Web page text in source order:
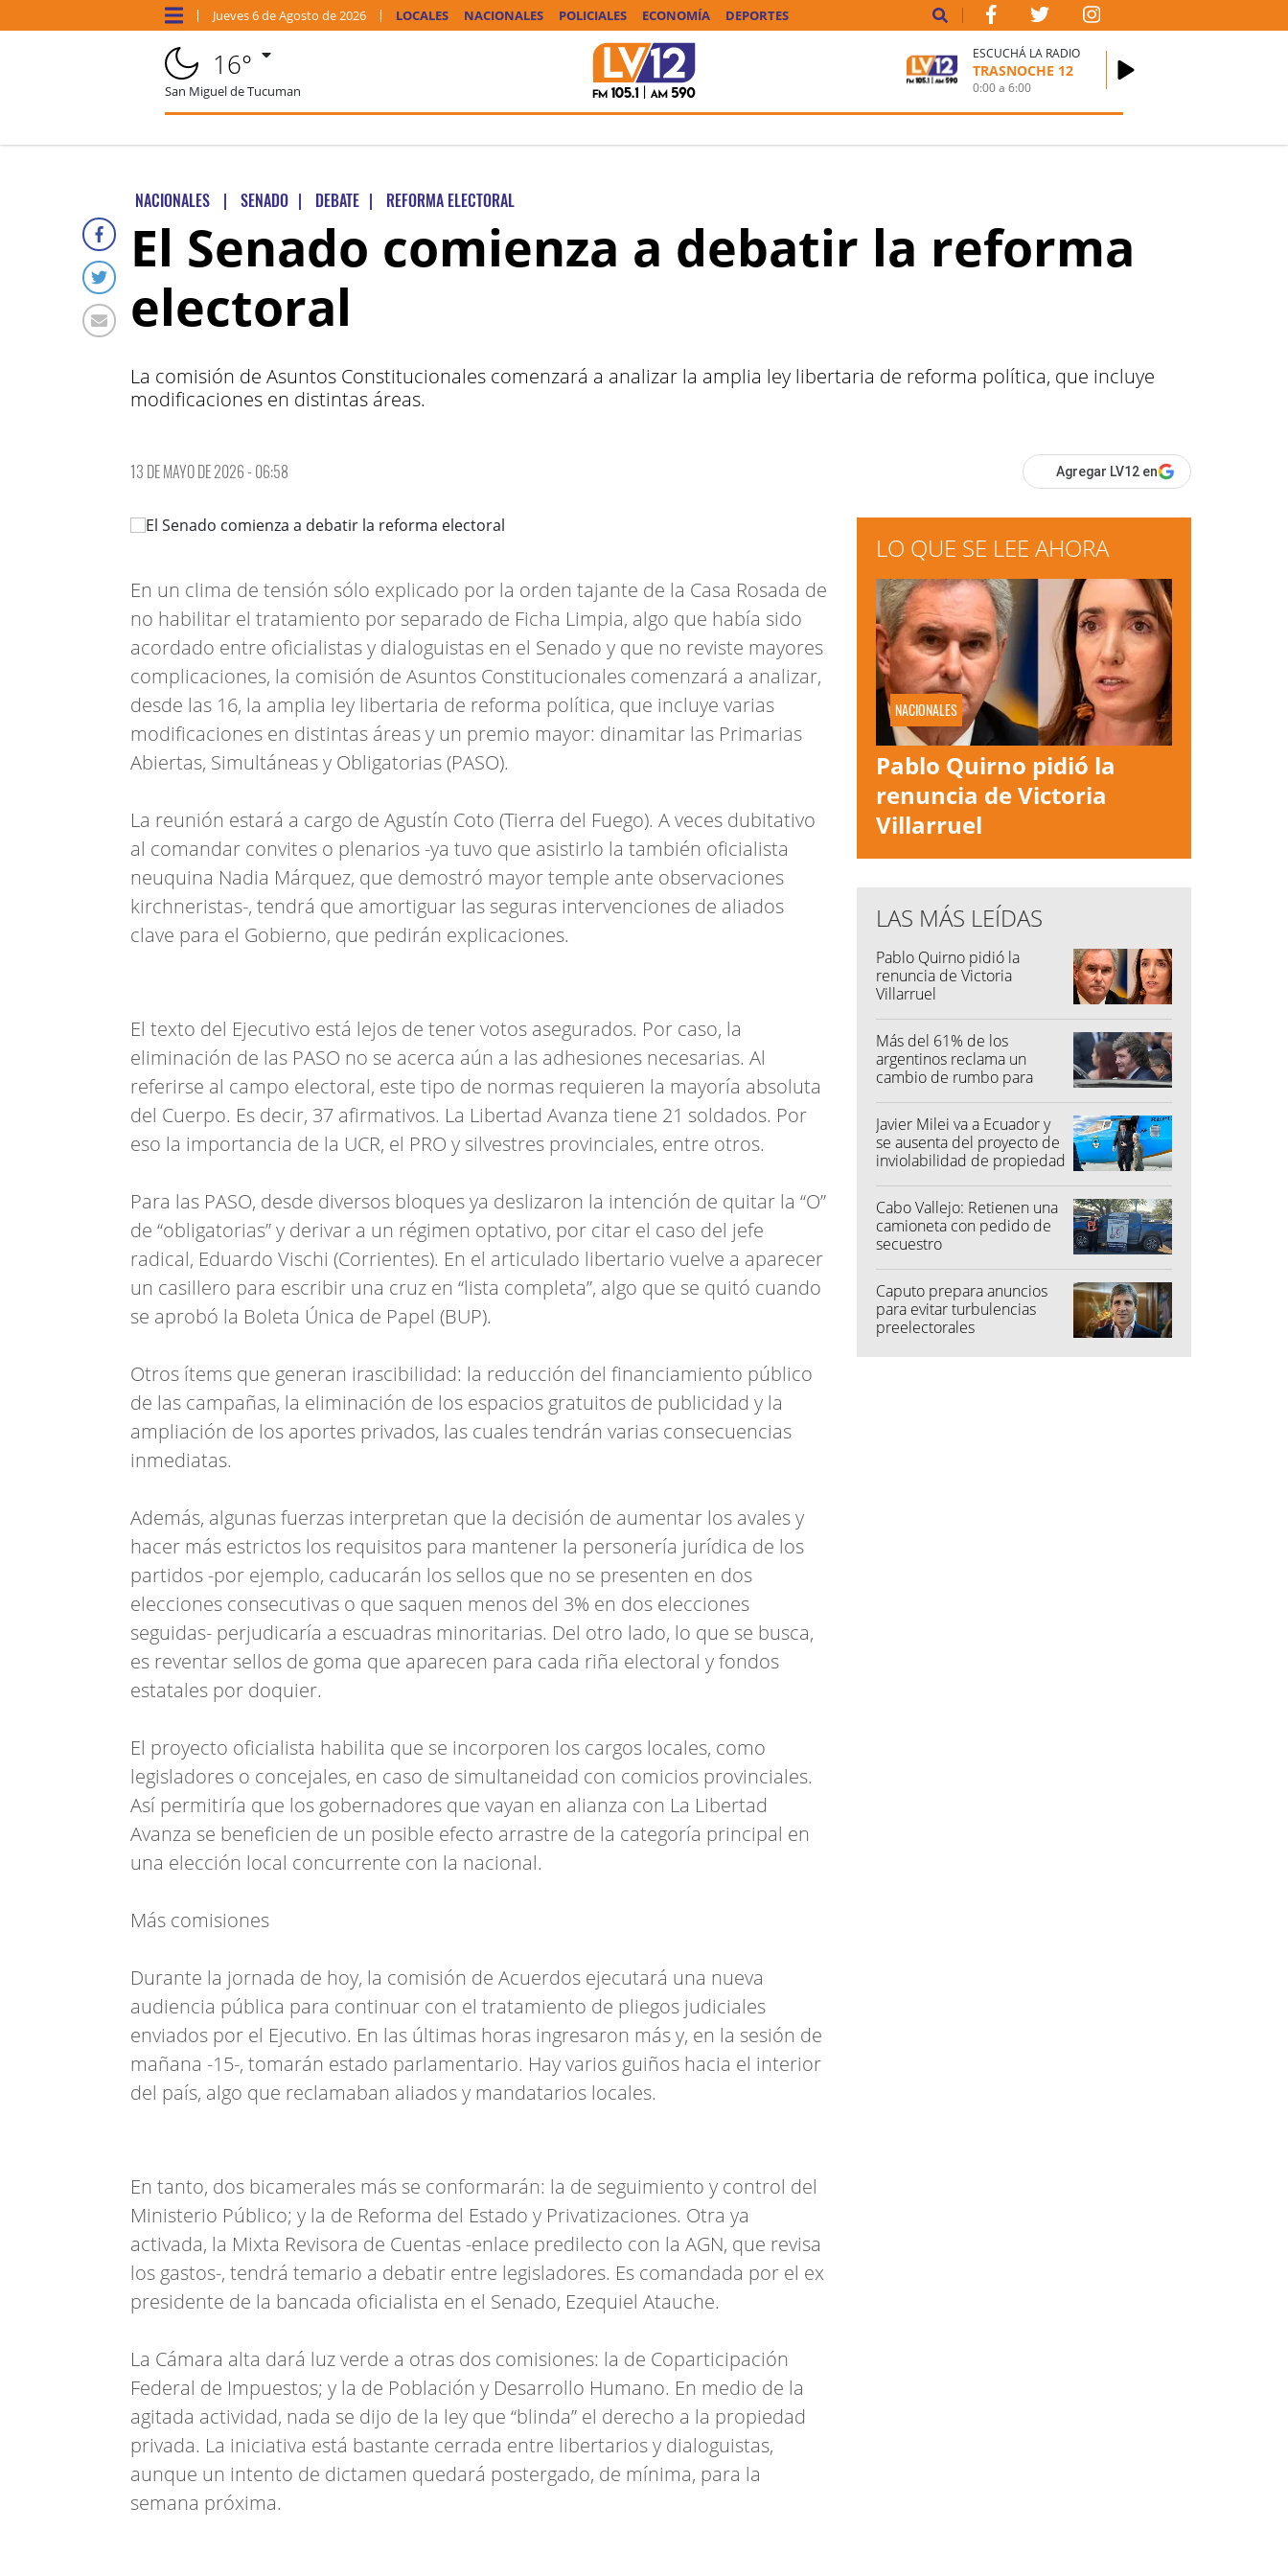
Jueves6 deAgosto de 2026 LOCALES NACIONALES POLICIALES ECONOMÍA DEPORTES
16°
San Miguel de Tucuman
ESCUCHÁ LA RADIO
TRASNOCHE 12
0:00a6:00
NACIONALES | SENADO | DEBATE | REFORMA ELECTORAL
El Senado comienza a debatir la reforma
electoral
La comisión de Asuntos Constitucionales comenzará a analizar la amplia ley libertaria de reforma política, que incluye
modificaciones en distintas áreas.
13 DE MAYO DE 2026 - 06:58 Agregar LV12 en
En un clima de tensión sólo explicado por la orden tajante de la Casa Rosada de
no habilitar el tratamiento por separado de Ficha Limpia, algo que había sido
acordado entre oficialistas y dialoguistas en el Senado y que no reviste mayores
complicaciones, la comisión de Asuntos Constitucionales comenzará a analizar,
desde las 16, la amplia ley libertaria de reforma política, que incluye varias
modificaciones en distintas áreas y un premio mayor: dinamitar las Primarias
Abiertas, Simultáneas y Obligatorias (PASO).
La reunión estará a cargo de Agustín Coto (Tierra del Fuego). A veces dubitativo
al comandar convites o plenarios -ya tuvo que asistirlo la también oficialista
neuquina Nadia Márquez, que demostró mayor temple ante observaciones
kirchneristas-, tendrá que amortiguar las seguras intervenciones de aliados
clave para el Gobierno, que pedirán explicaciones.
El texto del Ejecutivo está lejos de tener votos asegurados. Por caso, la
eliminación de las PASO no se acerca aún a las adhesiones necesarias. Al
referirse al campo electoral, este tipo de normas requieren la mayoría absoluta
del Cuerpo. Es decir, 37 afirmativos. La Libertad Avanza tiene 21 soldados. Por
eso la importancia de la UCR, el PRO y silvestres provinciales, entre otros.
Para las PASO, desde diversos bloques ya deslizaron la intención de quitar la “O”
de “obligatorias” y derivar a un régimen optativo, por citar el caso del jefe
radical, Eduardo Vischi (Corrientes). En el articulado libertario vuelve a aparecer
un casillero para escribir una cruz en “lista completa”, algo que se quitó cuando
se aprobó la Boleta Única de Papel (BUP).
Otros ítems que generan irascibilidad: la reducción del financiamiento público
de las campañas, la eliminación de los espacios gratuitos de publicidad y la
ampliación de los aportes privados, las cuales tendrán varias consecuencias
inmediatas.
Además, algunas fuerzas interpretan que la decisión de aumentar los avales y
hacer más estrictos los requisitos para mantener la personería jurídica de los
partidos -por ejemplo, caducarán los sellos que no se presenten en dos
elecciones consecutivas o que saquen menos del 3% en dos elecciones
seguidas- perjudicaría a escuadras minoritarias. Del otro lado, lo que se busca,
es reventar sellos de goma que aparecen para cada riña electoral y fondos
estatales por doquier.
El proyecto oficialista habilita que se incorporen los cargos locales, como
legisladores o concejales, en caso de simultaneidad con comicios provinciales.
Así permitiría que los gobernadores que vayan en alianza con La Libertad
Avanza se beneficien de un posible efecto arrastre de la categoría principal en
una elección local concurrente con la nacional.
Más comisiones
Durante la jornada de hoy, la comisión de Acuerdos ejecutará una nueva
audiencia pública para continuar con el tratamiento de pliegos judiciales
enviados por el Ejecutivo. En las últimas horas ingresaron más y, en la sesión de
mañana -15-, tomarán estado parlamentario. Hay varios guiños hacia el interior
del país, algo que reclamaban aliados y mandatarios locales.
En tanto, dos bicamerales más se conformarán: la de seguimiento y control del
Ministerio Público; y la de Reforma del Estado y Privatizaciones. Otra ya
activada, la Mixta Revisora de Cuentas -enlace predilecto con la AGN, que revisa
los gastos-, tendrá temario a debatir entre legisladores. Es comandada por el ex
presidente de la bancada oficialista en el Senado, Ezequiel Atauche.
La Cámara alta dará luz verde a otras dos comisiones: la de Coparticipación
Federal de Impuestos; y la de Población y Desarrollo Humano. En medio de la
agitada actividad, nada se dijo de la ley que “blinda” el derecho a la propiedad
privada. La iniciativa está bastante cerrada entre libertarios y dialoguistas,
aunque un intento de dictamen quedará postergado, de mínima, para la
semana próxima.
LO QUE SE LEE AHORA
NACIONALES
Pablo Quirno pidió la
renuncia de Victoria
Villarruel
LAS MÁS LEÍDAS
Pablo Quirno pidió la
renuncia de Victoria
Villarruel
Más del 61% de los
argentinos reclama un
cambio de rumbo para
Javier Milei va a Ecuador y
se ausenta del proyecto de
inviolabilidad de propiedad
Cabo Vallejo: Retienen una
camioneta con pedido de
secuestro
Caputo prepara anuncios
para evitar turbulencias
preelectorales